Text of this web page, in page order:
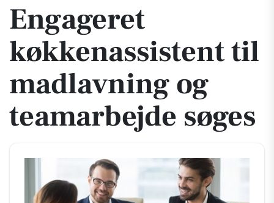
Engageret
køkkenassistent til
madlavning og
teamarbejde søges